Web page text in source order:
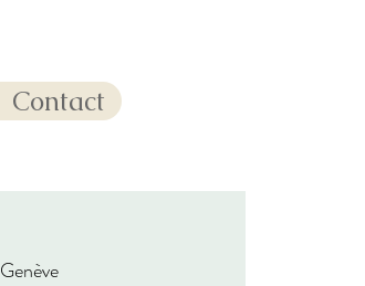
Contact
Genève